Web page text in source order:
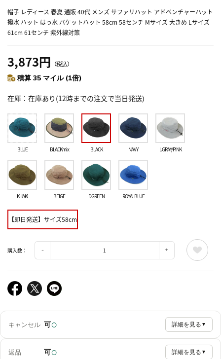
帽子 レディース 春夏 通販 40代 メンズ サファリハット アドベンチャーハット
撥水 ハット はっ水 バケットハット 58cm 58センチ Mサイズ 大きめ Lサイズ
61cm 61センチ 紫外線対策
3,873円 （税込）
積算 35 マイル (1倍)
在庫 在庫あり(12時までの注文で当日発送)
BLUE BLACKmix BLACK NAVY L-GRAY/PINK
KHAKI BEIGE DGREEN ROYALBLUE
【即日発送】サイズ58cm
購入数：
キャンセル 可○ 詳細を見る ▼
返品 可○ 詳細を見る ▼